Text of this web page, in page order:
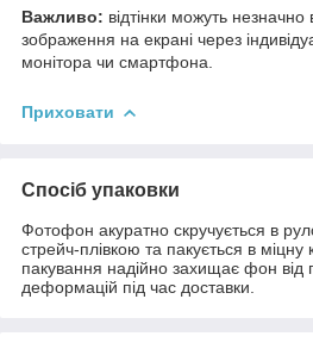
Важливо: відтінки можуть незначно
зображення на екрані через
монітора чи смартфона.
Приховати
Спосіб упаковки
Фотофон акуратно скручується в
стрейч-плівкою та пакується в міцну
пакування надійно захищає фон від
деформацій під час доставки.